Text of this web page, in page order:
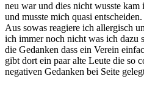
neu war und dies nicht wusste kam
und musste mich quasi entscheiden.
Aus sowas reagiere ich allergisch
ich immer noch nicht was ich dazu
die Gedanken dass ein Verein
gibt dort ein paar alte Leute die so
negativen Gedanken bei Seite